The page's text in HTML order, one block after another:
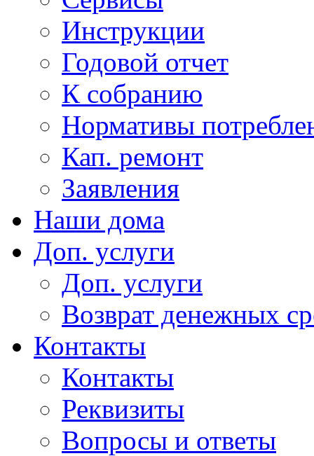
Инструкции
Годовой отчет
К собранию
Нормативы
Кап. ремонт
Заявления
Наши дома
Доп. услуги
Доп. услуги
Возврат денежных
Контакты
Контакты
Реквизиты
Вопросы и ответы